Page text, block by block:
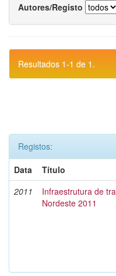
Autores/Registo
Resultados 1-1 de 1.
Registos:
Data
Título
2011
Infraestrutura de
Nordeste 2011